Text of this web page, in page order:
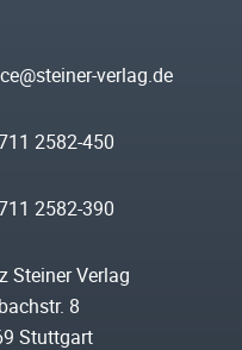
verlag.de
2582-450
2582-390
Steiner Verlag
8
Stuttgart